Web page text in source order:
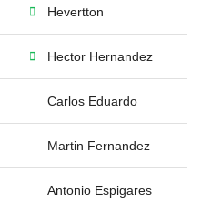
Hevertton
Hector Hernandez
Carlos Eduardo
Martin Fernandez
Antonio Espigares